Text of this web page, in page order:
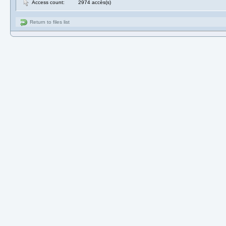
Access count:
2974 accès(s)
Return to files list